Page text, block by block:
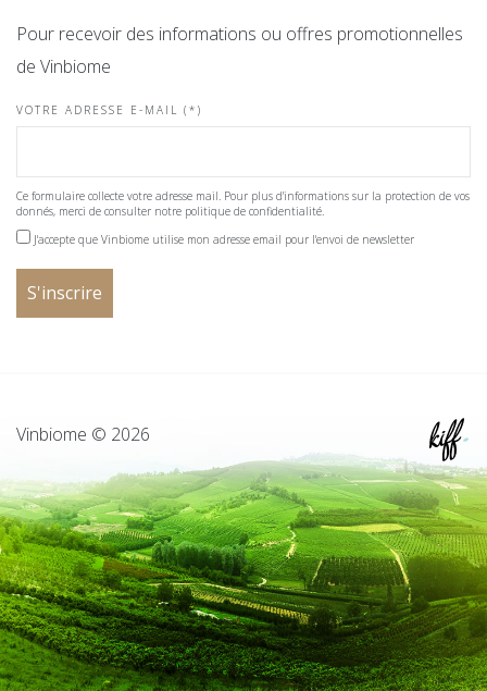
Pour recevoir des informations ou offres promotionnelles
de Vinbiome
VOTRE ADRESSE E-MAIL (*)
Ce formulaire collecte votre adresse mail. Pour plus d'informations sur la protection de vos
donnés, merci de consulter notre politique de confidentialité.
J'accepte que Vinbiome utilise mon adresse email pour l'envoi de newsletter
Vinbiome © 2026